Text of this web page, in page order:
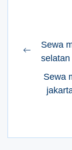
pos
Previous
Sewa
Sewa